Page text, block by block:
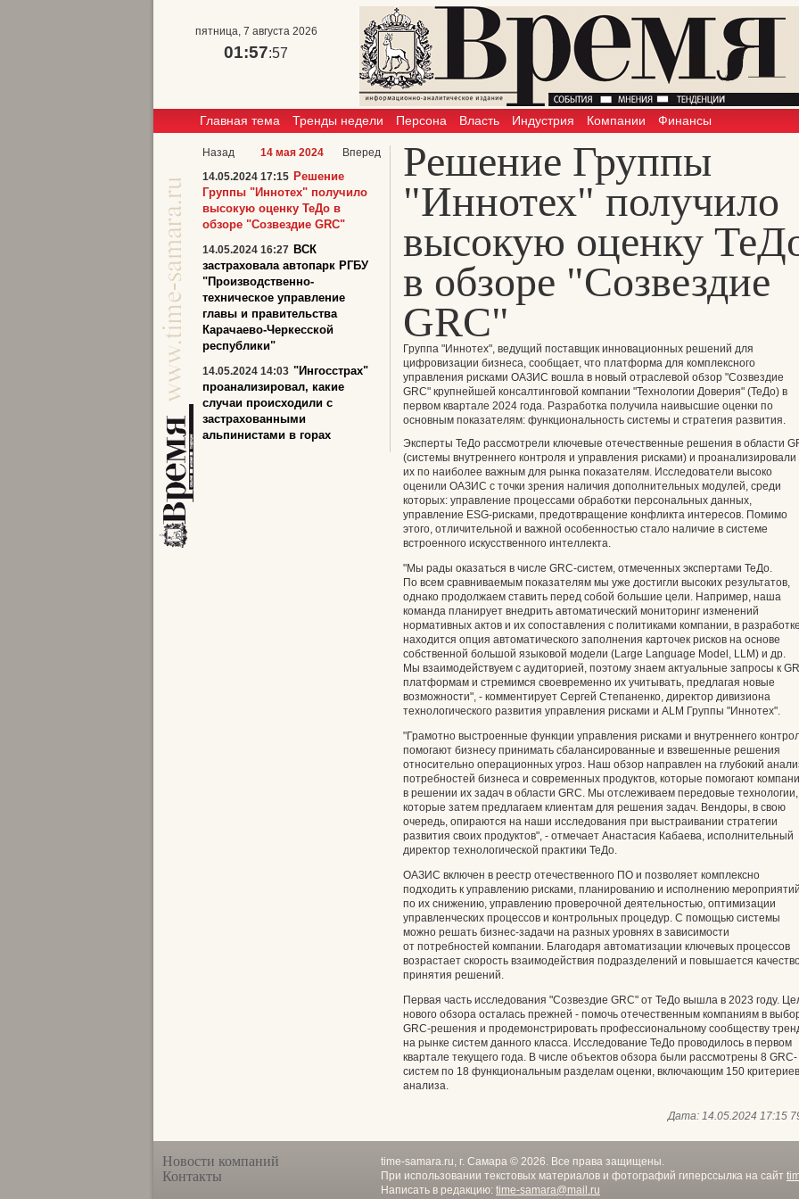
пятница, 7 августа 2026
01:57:57
Главная тема Тренды недели Персона Власть Индустрия Компании Финансы
Решение Группы
"Иннотех" получило
высокую оценку
в обзоре "Созвездие
GRC"
Группа "Иннотех", ведущий поставщик инновационных решений для
цифровизации бизнеса, сообщает, что платформа для комплексного
управления рисками ОАЗИС вошла в новый отраслевой обзор "Созвездие
GRC" крупнейшей консалтинговой компании "Технологии Доверия" (ТеДо) в
первом квартале 2024 года. Разработка получила наивысшие оценки по
основным показателям: функциональность системы и стратегия развития.
Эксперты ТеДо рассмотрели ключевые отечественные решения в области
(системы внутреннего контроля и управления рисками) и проанализировали
их по наиболее важным для рынка показателям. Исследователи высоко
оценили ОАЗИС с точки зрения наличия дополнительных модулей, среди
которых: управление процессами обработки персональных данных,
управление ESG-рисками, предотвращение конфликта интересов. Помимо
этого, отличительной и важной особенностью стало наличие в системе
встроенного искусственного интеллекта.
"Мы рады оказаться в числе GRC-систем, отмеченных экспертами ТеДо.
По всем сравниваемым показателям мы уже достигли высоких результатов,
однако продолжаем ставить перед собой большие цели. Например, наша
команда планирует внедрить автоматический мониторинг изменений
нормативных актов и их сопоставления с политиками компании, в разработке
находится опция автоматического заполнения карточек рисков на основе
собственной большой языковой модели (Large Language Model, LLM) и др.
Мы взаимодействуем с аудиторией, поэтому знаем актуальные запросы к
платформам и стремимся своевременно их учитывать, предлагая новые
возможности", - комментирует Сергей Степаненко, директор дивизиона
технологического развития управления рисками и ALM Группы "Иннотех".
"Грамотно выстроенные функции управления рисками и внутреннего
помогают бизнесу принимать сбалансированные и взвешенные решения
относительно операционных угроз. Наш обзор направлен на глубокий
потребностей бизнеса и современных продуктов, которые помогают
в решении их задач в области GRC. Мы отслеживаем передовые технологии,
которые затем предлагаем клиентам для решения задач. Вендоры, в свою
очередь, опираются на наши исследования при выстраивании стратегии
развития своих продуктов", - отмечает Анастасия Кабаева, исполнительный
директор технологической практики ТеДо.
ОАЗИС включен в реестр отечественного ПО и позволяет комплексно
подходить к управлению рисками, планированию и исполнению мероприятий
по их снижению, управлению проверочной деятельностью, оптимизации
управленческих процессов и контрольных процедур. С помощью системы
можно решать бизнес-задачи на разных уровнях в зависимости
от потребностей компании. Благодаря автоматизации ключевых процессов
возрастает скорость взаимодействия подразделений и повышается
принятия решений.
Первая часть исследования "Созвездие GRC" от ТеДо вышла в 2023 году.
нового обзора осталась прежней - помочь отечественным компаниям в
GRC-решения и продемонстрировать профессиональному сообществу
на рынке систем данного класса. Исследование ТеДо проводилось в первом
квартале текущего года. В числе объектов обзора были рассмотрены 8 GRC-
систем по 18 функциональным разделам оценки, включающим 150 критериев
анализа.
Дата: 14.05.2024 17:15
Назад 14 мая 2024
Вперед
14.05.2024 17:15 Решение
Группы "Иннотех" получило
высокую оценку ТеДо в
обзоре "Созвездие GRC"
14.05.2024 16:27 ВСК
застраховала автопарк РГБУ
"Производственно-
техническое управление
главы и правительства
Карачаево-Черкесской
республики"
14.05.2024 14:03 "Ингосстрах"
проанализировал, какие
случаи происходили с
застрахованными
альпинистами в горах
Новости компаний
Контакты
time-samara.ru, г. Самара © 2026. Все права защищены.
При использовании текстовых материалов и фотографий гиперссылка на сайт
Написать в редакцию: time-samara@mail.ru